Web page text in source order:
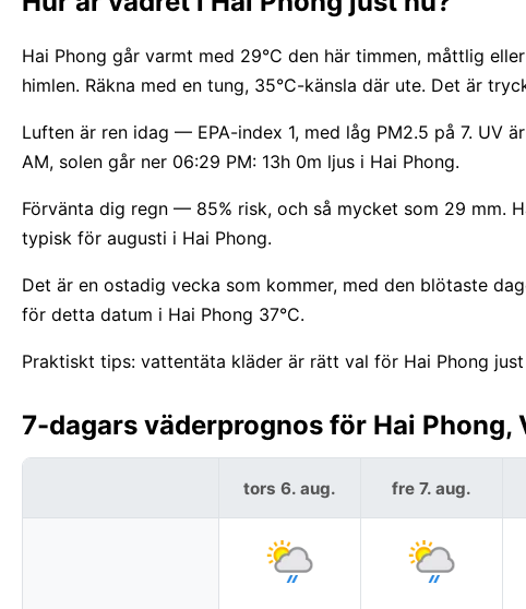
Hai Phong går varmt med 29°C den här timmen, måttlig
himlen. Räkna med en tung, 35°C-känsla där ute. Det är
Luften är ren idag — EPA-index 1, med låg PM2.5 på 7.
AM, solen går ner 06:29 PM: 13h 0m ljus i Hai Phong.
Förvänta dig regn — 85% risk, och så mycket som 29
typisk för augusti i Hai Phong.
Det är en ostadig vecka som kommer, med den blötaste
för detta datum i Hai Phong 37°C.
Praktiskt tips: vattentäta kläder är rätt val för Hai Phong just
7-dagars väderprognos för Hai
tors 6. aug. fre 7. aug.